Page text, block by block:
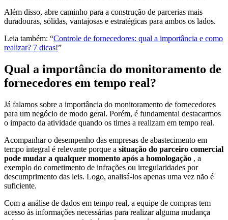
Além disso, abre caminho para a construção de parcerias mais
duradouras, sólidas, vantajosas e estratégicas para ambos os lados.
Leia também: “Controle de fornecedores: qual a importância e como
realizar? 7 dicas!”
Qual a importância do monitoramento de
fornecedores em tempo real?
Já falamos sobre a importância do monitoramento de fornecedores
para um negócio de modo geral. Porém, é fundamental destacarmos
o impacto da atividade quando os times a realizam em tempo real.
Acompanhar o desempenho das empresas de abastecimento em
tempo integral é relevante porque a situação do parceiro comercial
pode mudar a qualquer momento após a homologação , a
exemplo do cometimento de infrações ou irregularidades por
descumprimento das leis. Logo, analisá-los apenas uma vez não é
suficiente.
Com a análise de dados em tempo real, a equipe de compras tem
acesso às informações necessárias para realizar alguma mudança